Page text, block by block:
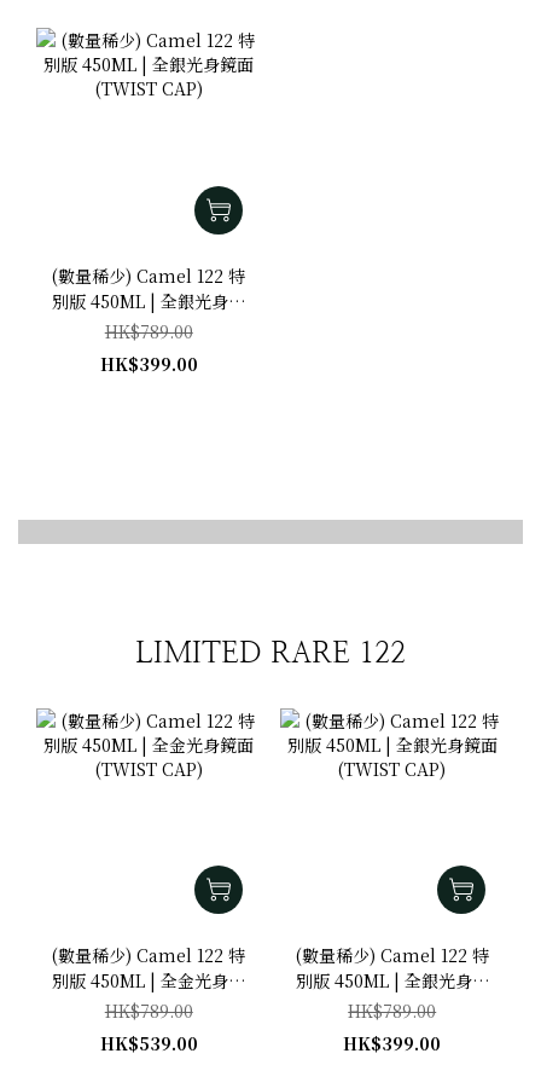
(數量稀少) Camel 122 特
別版 450ML | 全銀光身鏡
面 (TWIST CAP)
HK$789.00
HK$399.00
Image Title
LIMITED RARE 122
(數量稀少) Camel 122 特
別版 450ML | 全金光身鏡
面 (TWIST CAP)
HK$789.00
HK$539.00
(數量稀少) Camel 122 特
別版 450ML | 全銀光身鏡
面 (TWIST CAP)
HK$789.00
HK$399.00